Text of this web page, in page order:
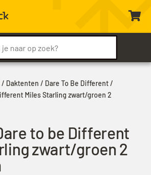

/ Daktenten / Dare To Be Different/
Miles Starling zwart/groen 2
to be Different
zwart/groen 2